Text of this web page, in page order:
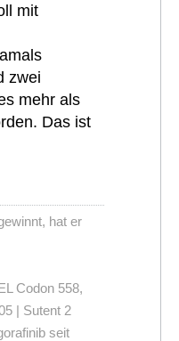
mit
zwei
mehr als
Das ist
hat er
Codon 558,
| Sutent 2
seit